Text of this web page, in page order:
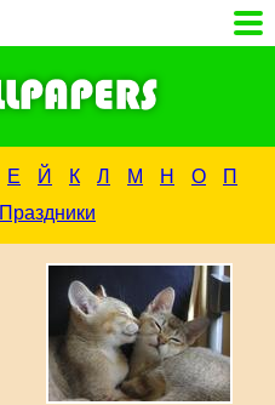
Е Й К Л М Н О
П
Праздники